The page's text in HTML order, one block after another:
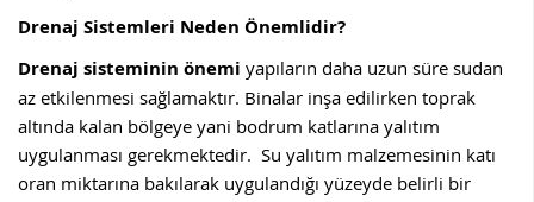
Drenaj Sistemleri Neden Önemlidir?
Drenaj sisteminin önemi yapıların daha uzun süre sudan
az etkilenmesi sağlamaktır. Binalar inşa edilirken toprak
altında kalan bölgeye yani bodrum katlarına yalıtım
uygulanması gerekmektedir. Su yalıtım malzemesinin katı
oran miktarına bakılarak uygulandığı yüzeyde belirli bir